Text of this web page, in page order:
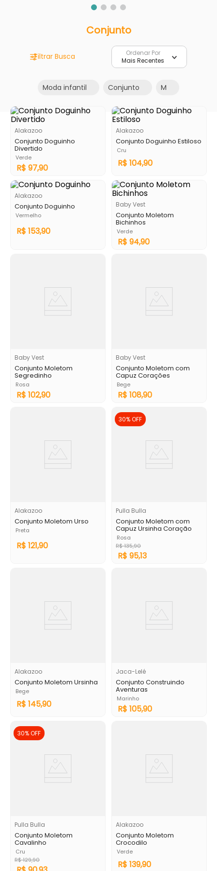
Conjunto
Ordenar Por
Mais Recentes
Moda infantil Conjunto M
Alakazoo
Conjunto Doguinho
Divertido
Verde
R$ 97,90
Alakazoo
Conjunto Doguinho Estiloso
Cru
R$ 104,90
Alakazoo
Conjunto Doguinho
Vermelho
R$ 153,90
Baby Vest
Conjunto Moletom
Bichinhos
Verde
R$ 94,90
Baby Vest
Conjunto Moletom
Segredinho
Rosa
R$ 102,90
Baby Vest
Conjunto Moletom com
Capuz Corações
Bege
R$ 108,90
Alakazoo
Conjunto Moletom Urso
Preta
R$ 121,90
30%OFF
Pulla Bulla
Conjunto Moletom com
Capuz Ursinha Coração
Rosa
R$135,90
R$ 95,13
Alakazoo
Conjunto Moletom Ursinha
Bege
R$ 145,90
Jaca-Lelé
Conjunto Construindo
Aventuras
Marinho
R$ 105,90
30%OFF
Pulla Bulla
Conjunto Moletom
Cavalinho
Cru
R$129,90
Alakazoo
Conjunto Moletom
Crocodilo
Verde
R$ 139,90